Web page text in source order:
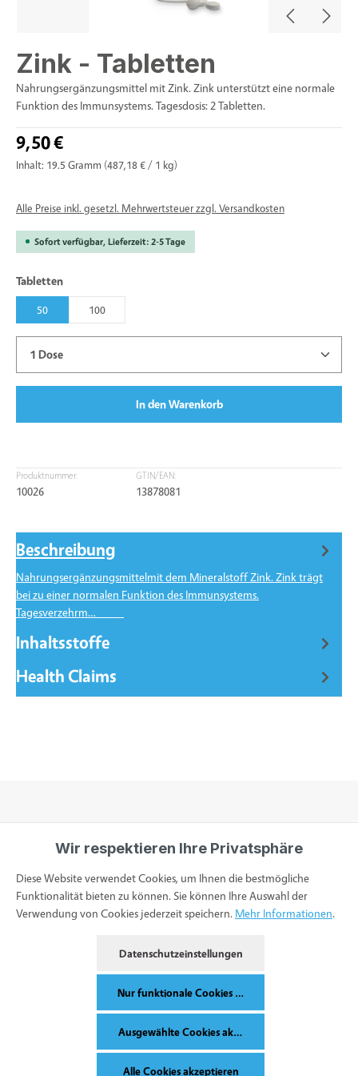
Zink - Tabletten
Nahrungsergänzungsmittel mit Zink. Zink unterstützt eine normale
Funktion des Immunsystems. Tagesdosis: 2 Tabletten.
9,50 €
Inhalt: 19.5 Gramm (487,18 € / 1 kg)
Alle Preise inkl. gesetzl. Mehrwertsteuer zzgl. Versandkosten
Sofort verfügbar, Lieferzeit: 2-5 Tage
Tablettenauswählen
50 100
Produkt Anzahl: Gib den gewünschten Wert ein oder
In den Warenkorb
Produktnummer:
10026
GTIN/EAN:
13878081
Beschreibung
Nahrungsergänzungsmittelmit dem Mineralstoff Zink. Zink trägt
bei zu einer normalen Funktion des Immunsystems.
Tagesverzehrm…
Inhaltsstoffe
Health Claims
Informationen
Wir respektieren Ihre Privatsphäre
Diese Website verwendet Cookies, um Ihnen die bestmögliche
Funktionalität bieten zu können. Sie können Ihre Auswahl der
Verwendung von Cookies jederzeit speichern. Mehr Informationen.
Datenschutzeinstellungen
Nur funktionale Cookies akzeptieren
Ausgewählte Cookies akzeptieren
Alle Cookies akzeptieren